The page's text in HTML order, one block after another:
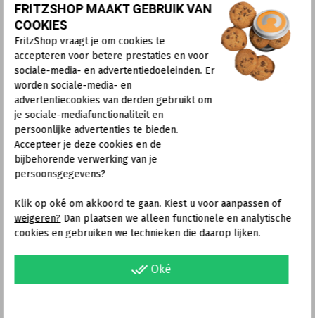
netwerk
Eco: bijzonder energie-efficiënt tijdens het bedrijf en zuinig
in stand-by
Af fabriek veilig versleuteld met 128-bit-AES
Extra adapters kunnen eenvoudig en veilig door het
indrukken van een toets worden gelinkt
Verkrijgbaar als handig starterspakket met 2 adapters
Nieuwste Powerline-generatie voor maximale snelheid
Dankzij de nieuwste standaarden bereikt FRITZ!Powerline 1000E
nooit geziene snelheden. Zo verkrijgt u behalve een maximale
gegevenssnelheid en een verbeterde reikwijdte ook stabiele
Hogere gegevenssnelheid via de contactdoos
Met FRITZ!Powerline 1000E is elke contactdoos in uw woning een
verstuurt u gegevens via de stroomkabel pijlsnel en veilig door
FRITZSHOP MAAKT GEBRUIK VAN
COOKIES
FritzShop vraagt je om cookies te
accepteren voor betere prestaties en voor
sociale-media- en advertentiedoeleinden. Er
worden sociale-media- en
advertentiecookies van derden gebruikt om
je sociale-mediafunctionaliteit en
persoonlijke advertenties te bieden.
Accepteer je deze cookies en de
bijbehorende verwerking van je
persoonsgegevens?
Klik op oké om akkoord te gaan. Kiest u vooraanpassen of
weigeren? Dan plaatsen we alleen functionele en analytische
cookies en gebruiken we technieken die daarop lijken.
done_all Oké